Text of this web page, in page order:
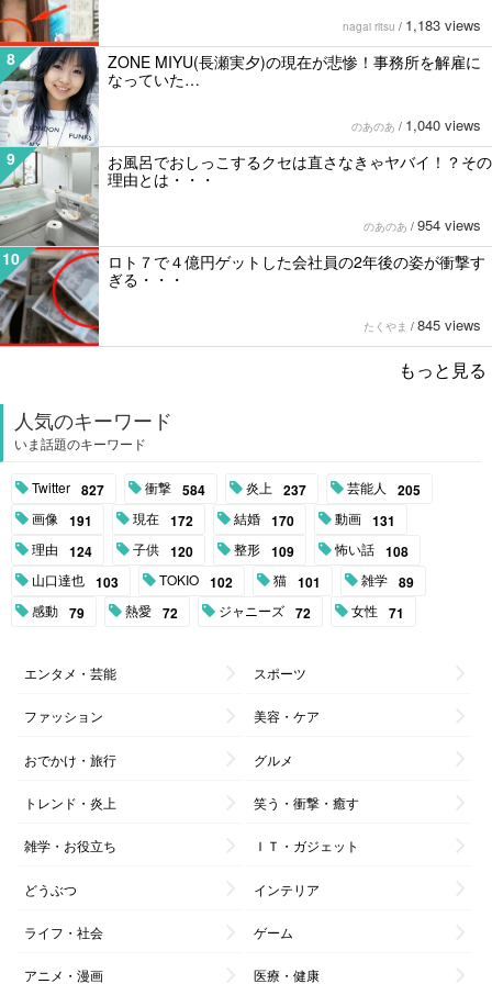
nagai ritsu / 1,183 views
8
ZONE MIYU(長瀬実夕)の現在が悲惨！事務所を解雇に
なっていた…
のあのあ / 1,040 views
9
お風呂でおしっこするクセは直さなきゃヤバイ！？その
理由とは・・・
のあのあ / 954 views
10
ロト７で４億円ゲットした会社員の2年後の姿が衝撃す
ぎる・・・
たくやま / 845 views
もっと見る
人気のキーワード
いま話題のキーワード
Twitter 827 衝撃 584 炎上 237 芸能人 205
画像 191 現在 172 結婚 170 動画 131
理由 124 子供 120 整形 109 怖い話 108
山口達也 103 TOKIO 102 猫 101 雑学 89
感動 79 熱愛 72 ジャニーズ 72 女性 71
エンタメ・芸能 スポーツ
ファッション 美容・ケア
おでかけ・旅行 グルメ
トレンド・炎上 笑う・衝撃・癒す
雑学・お役立ち ＩＴ・ガジェット
どうぶつ インテリア
ライフ・社会 ゲーム
アニメ・漫画 医療・健康